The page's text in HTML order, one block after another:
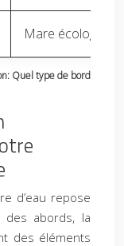
Quel type de bordure
Mare écologique
d’eau repose
des abords, la
des éléments